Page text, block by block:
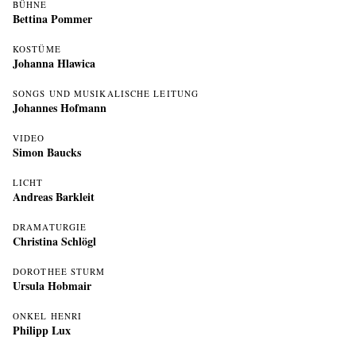
BÜHNE
Bettina Pommer
KOSTÜME
Johanna Hlawica
SONGS UND MUSIKALISCHE LEITUNG
Johannes Hofmann
VIDEO
Simon Baucks
LICHT
Andreas Barkleit
DRAMATURGIE
Christina Schlögl
DOROTHEE STURM
Ursula Hobmair
ONKEL HENRI
Philipp Lux